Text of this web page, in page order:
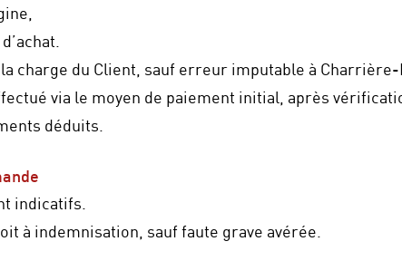
charge du Client, sauf erreur imputable à Charrière-
via le moyen de paiement initial, après
déduits.
indicatifs.
à indemnisation, sauf faute grave avérée.